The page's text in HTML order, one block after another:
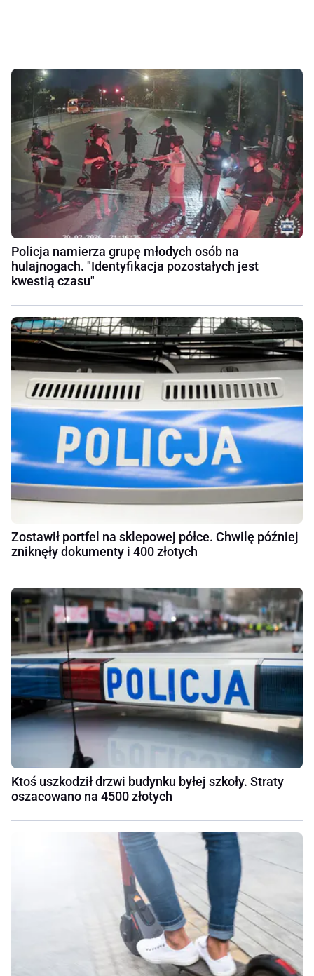
Policja namierza grupę młodych osób na
hulajnogach. "Identyfikacja pozostałych jest
kwestią czasu"
Zostawił portfel na sklepowej półce. Chwilę później
zniknęły dokumenty i 400 złotych
Ktoś uszkodził drzwi budynku byłej szkoły. Straty
oszacowano na 4500 złotych